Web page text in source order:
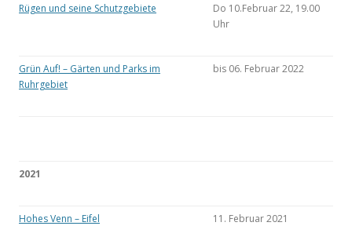
Rügen und seine Schutzgebiete
Do 10.Februar 22, 19.00
Uhr
Grün Auf! – Gärten und Parks im
Ruhrgebiet
bis 06. Februar 2022
2021
Hohes Venn – Eifel 11. Februar 2021